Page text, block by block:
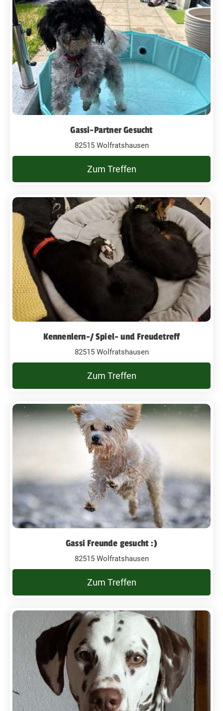
Gassi-Partner Gesucht
82515 Wolfratshausen
Zum Treffen
Kennenlern-/ Spiel- und Freudetreff
82515 Wolfratshausen
Zum Treffen
Gassi Freunde gesucht :)
82515 Wolfratshausen
Zum Treffen